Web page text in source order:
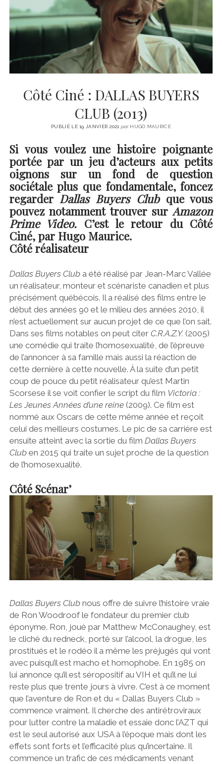
LITTÉRATURE
ÉCONOMIE
SPORT
MÉDIAS
SANTÉ
instagram
email
email-
form
Côté Ciné : DALLAS BUYERS
CLUB (2013)
PUBLIÉ LE 19 JANVIER 2021 parHUGO MAURICE
Si vous voulez une histoire poignante
portée par un jeu d’acteurs aux petits
oignons sur un fond de question
sociétale plus que fondamentale, foncez
regarder Dallas Buyers Club que vous
pouvez notamment trouver surAmazon
Prime Video. C’est le retour du Côté
Ciné, par Hugo Maurice.
Côté réalisateur
Dallas Buyers Club a été réalisé par Jean-Marc Vallée
un réalisateur, monteur et scénariste canadien et plus
précisément québécois. Il a réalisé des films entre le
début des années 90 et le milieu des années 2010, il
n’est actuellement sur aucun projet de ce que l’on sait.
Dans ses films notables on peut citer C.R.A.Z.Y. (2005)
une comédie qui traite l’homosexualité, de l’épreuve
de l’annoncer à sa famille mais aussi la réaction de
cette dernière à cette nouvelle. À la suite d’un petit
coup de pouce du petit réalisateur qu’est Martin
Scorsese il se voit confier le script du film Victoria :
Les Jeunes Années d’une reine (2009). Ce film est
nommé aux Oscars de cette même année et reçoit
celui des meilleurs costumes. Le pic de sa carrière est
ensuite atteint avec la sortie du film Dallas Buyers
Club en 2015 qui traite un sujet proche de la question
de l’homosexualité.
Côté Scénar’
Dallas Buyers Club nous offre de suivre l’histoire vraie
de Ron Woodroof le fondateur du premier club
éponyme. Ron, joué par Matthew McConaughey, est
le cliché du redneck, porté sur l’alcool, la drogue, les
prostitués et le rodéo il a même les préjugés qui vont
avec puisqu’il est macho et homophobe. En 1985 on
lui annonce qu’il est séropositif au VIH et qu’il ne lui
reste plus que trente jours à vivre. C’est à ce moment
que l’aventure de Ron et du « Dallas Buyers Club »
commence vraiment. Il cherche des antirétroviraux
pour lutter contre la maladie et essaie donc l’AZT qui
est le seul autorisé aux USA à l’époque mais dont les
effets sont forts et l’efficacité plus qu’incertaine. Il
commence un trafic de ces médicaments venant